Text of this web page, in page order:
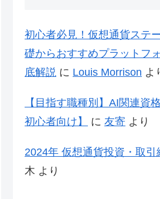
初心者必見！仮想通貨ステ
礎からおすすめプラットフ
底解説 に Louis Morrison よ
【目指す職種別】AI関連資
初心者向け】
に 友寄 より
2024年 仮想通貨投資・取引
木 より